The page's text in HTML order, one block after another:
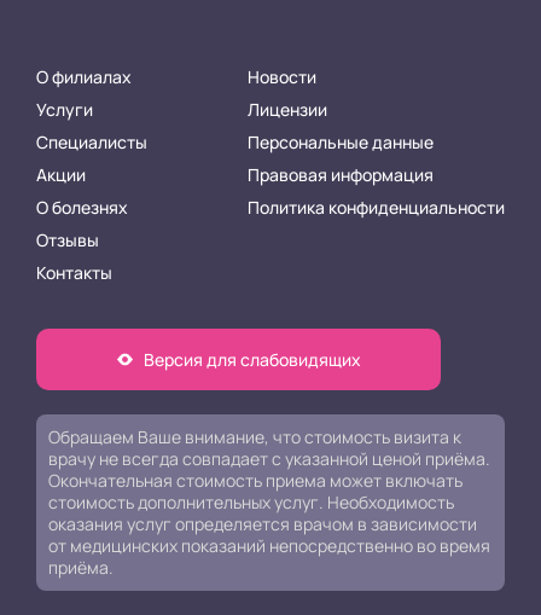
О филиалах
Услуги
Специалисты
Акции
О болезнях
Отзывы
Контакты
Новости
Лицензии
Персональные данные
Правовая информация
Политика конфиденциальности
Версия для слабовидящих
Обращаем Ваше внимание, что стоимость визита к
врачу не всегда совпадает с указанной ценой приёма.
Окончательная стоимость приема может включать
стоимость дополнительных услуг. Необходимость
оказания услуг определяется врачом в зависимости
от медицинских показаний непосредственно во время
приёма.